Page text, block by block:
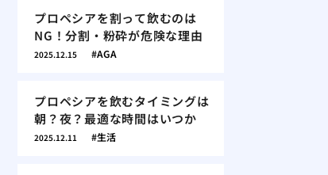
プロペシアを割って飲むのは
NG！分割・粉砕が危険な理由
2025.12.15 AGA
プロペシアを飲むタイミングは
朝？夜？最適な時間はいつか
2025.12.11 生活